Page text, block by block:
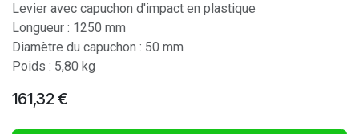
Levier avec capuchon d'impact en plastique
Longueur : 1250 mm
Diamètre du capuchon : 50 mm
Poids : 5,80 kg
161,32€